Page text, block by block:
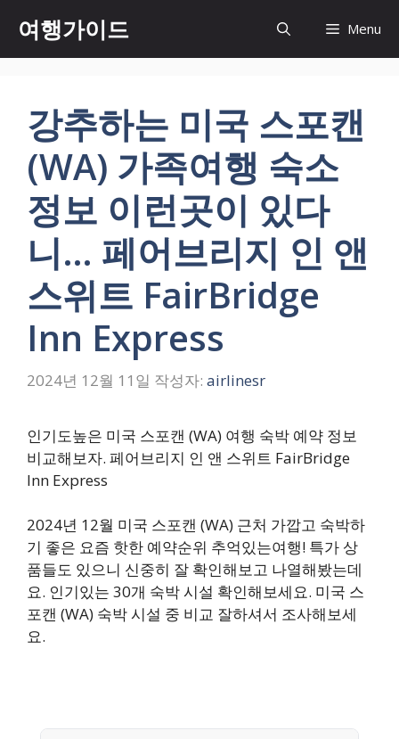
츠
여행가이드 Menu
강추하는 미국 스포캔
(WA) 가족여행 숙소
정보 이런곳이 있다
니… 페어브리지 인 앤
스위트 FairBridge
Inn Express
2024년 12월 11일 작성자: airlinesr
인기도높은 미국 스포캔 (WA) 여행 숙박 예약 정보
비교해보자. 페어브리지 인 앤 스위트 FairBridge
Inn Express
2024년 12월 미국 스포캔 (WA) 근처 가깝고 숙박하
기 좋은 요즘 핫한 예약순위 추억있는여행! 특가 상
품들도 있으니 신중히 잘 확인해보고 나열해봤는데
요. 인기있는 30개 숙박 시설 확인해보세요. 미국 스
포캔 (WA) 숙박 시설 중 비교 잘하셔서 조사해보세
요.